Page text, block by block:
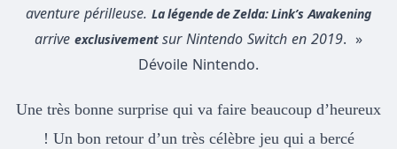
aventure périlleuse. La légende de Zelda: Link’s Awakening
arrive exclusivement sur Nintendo Switch en 2019. »
Dévoile Nintendo.
Une très bonne surprise qui va faire beaucoup d’heureux
! Un bon retour d’un très célèbre jeu qui a bercé